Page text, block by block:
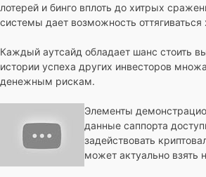
лотерей и бинго вплоть до хитрых
системы дает возможность
Каждый аутсайд обладает шанс стоить
истории успеха других инвесторов
денежным рискам.
Элементы
данные саппорта
задействовать
может актуально взять